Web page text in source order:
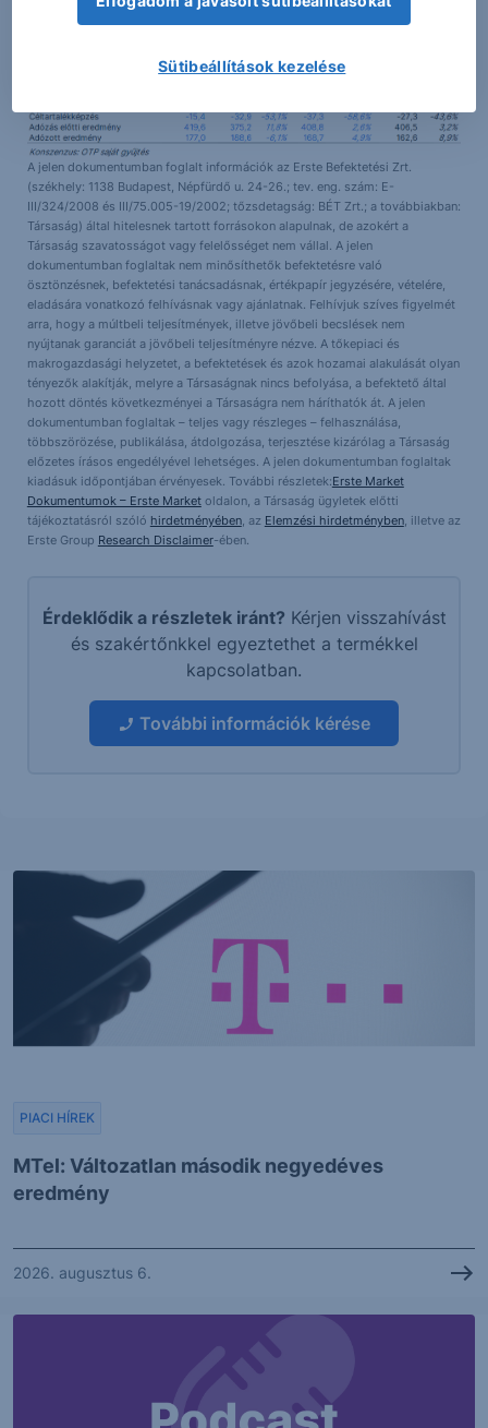
A jelen dokumentumban foglalt információk az Erste Befektetési Zrt.
(székhely: 1138 Budapest, Népfürdő u. 24-26.; tev. eng. szám: E-
III/324/2008 és III/75.005-19/2002; tőzsdetagság: BÉT Zrt.; a továbbiakban:
Társaság) által hitelesnek tartott forrásokon alapulnak, de azokért a
Társaság szavatosságot vagy felelősséget nem vállal. A jelen
dokumentumban foglaltak nem minősíthetők befektetésre való
ösztönzésnek, befektetési tanácsadásnak, értékpapír jegyzésére, vételére,
eladására vonatkozó felhívásnak vagy ajánlatnak. Felhívjuk szíves figyelmét
arra, hogy a múltbeli teljesítmények, illetve jövőbeli becslések nem
nyújtanak garanciát a jövőbeli teljesítményre nézve. A tőkepiaci és
makrogazdasági helyzetet, a befektetések és azok hozamai alakulását olyan
tényezők alakítják, melyre a Társaságnak nincs befolyása, a befektető által
hozott döntés következményei a Társaságra nem háríthatók át. A jelen
dokumentumban foglaltak – teljes vagy részleges – felhasználása,
többszörözése, publikálása, átdolgozása, terjesztése kizárólag a Társaság
előzetes írásos engedélyével lehetséges. A jelen dokumentumban foglaltak
kiadásuk időpontjában érvényesek. További részletek:Erste Market
Dokumentumok – Erste Marketoldalon, a Társaság ügyletek előtti
tájékoztatásról szóló hirdetményében, az Elemzési hirdetményben, illetve az
Erste Group Research Disclaimer-ében.
Érdeklődik a részletek iránt? Kérjen visszahívást
és szakértőnkkel egyeztethet a termékkel
kapcsolatban.
További információk kérése
MTel: Változatlan második negyedéves
eredmény
PIACI HÍREK
2026. augusztus 6.
Sütibeállítások kezelése